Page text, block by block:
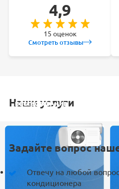
4,9
15 оценок
Смотреть отзывы
Наши услуги
УСТАНОВКА
ОБСЛУЖИВАНИЕ
Задайте вопрос
Отвечу на любой
кондиционера